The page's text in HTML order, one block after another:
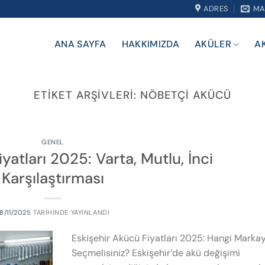
ADRES
ANA SAYFA HAKKIMIZDA AKÜLER
ETIKET ARŞIVLERI: NÖBETÇI AKÜCÜ
GENEL
2025: Varta, Mutlu, İnci
Karşılaştırması
11/2025 TARIHINDE YAYINLANDI
Eskişehir Akücü Fiyatları 2025: Hangi
Seçmelisiniz? Eskişehir’de akü değişimi